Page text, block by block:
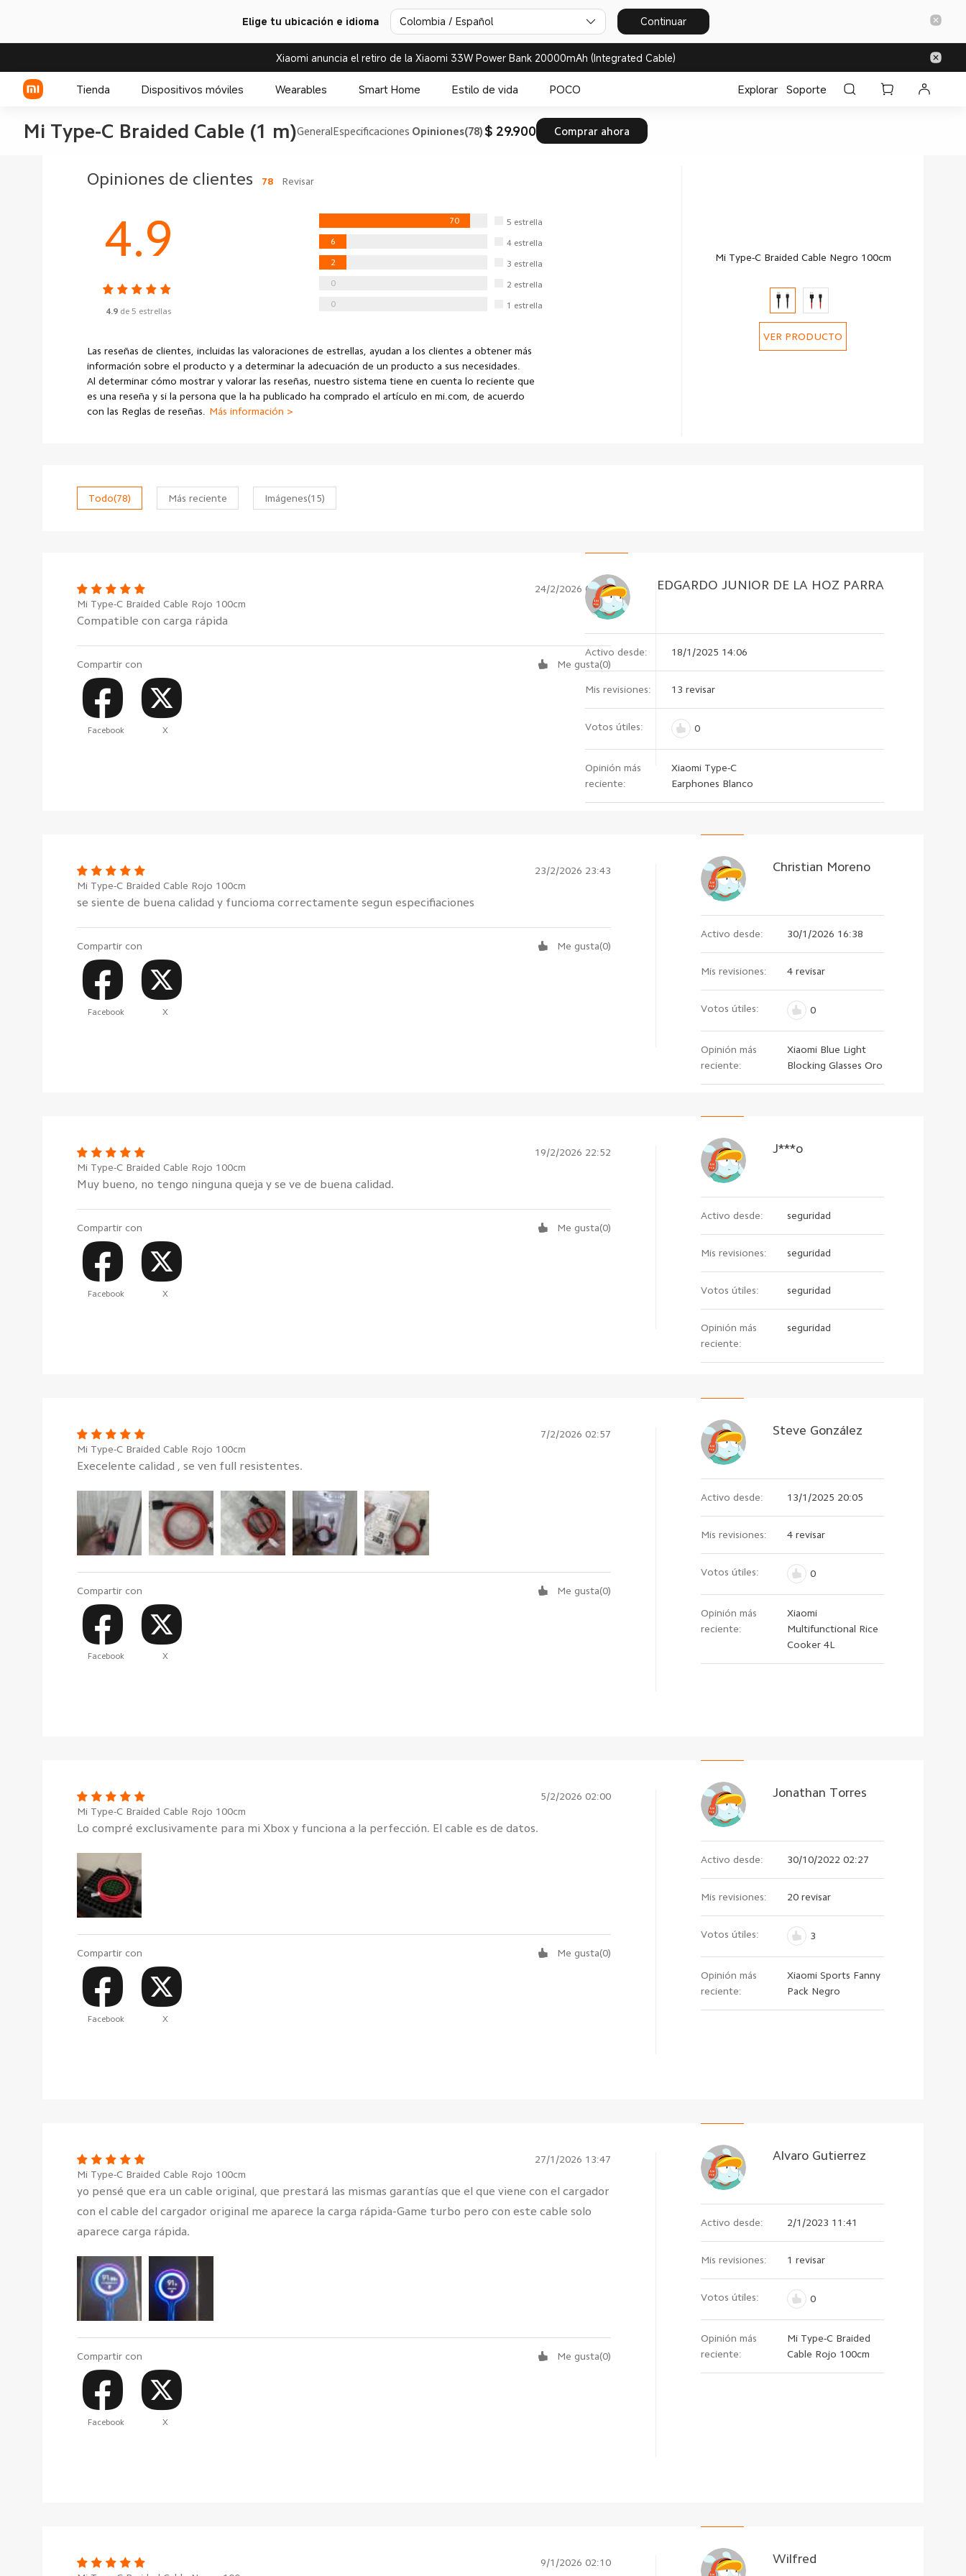
Elige tu ubicación e idioma Colombia / Español Continuar
Xiaomi anuncia el retiro de la Xiaomi 33W Power Bank 20000mAh (Integrated Cable)
Tienda Dispositivos móviles Wearables Smart Home Estilo de vida POCO Explorar Soporte
Mi Type-C Braided Cable (1 m)GeneralEspecificaciones Opiniones(78) $ 29.900 Comprar ahora
Opiniones de clientes 78 Revisar
4.9
4.9 de 5 estrellas
70 5 estrella
6 4 estrella
2 3 estrella
0 2 estrella
0 1 estrella
Las reseñas de clientes, incluidas las valoraciones de estrellas, ayudan a los clientes a obtener más
información sobre el producto y a determinar la adecuación de un producto a sus necesidades.
Al determinar cómo mostrar y valorar las reseñas, nuestro sistema tiene en cuenta lo reciente que
es una reseña y si la persona que la ha publicado ha comprado el artículo en mi.com, de acuerdo
con las Reglas de reseñas.
Más información >
Mi Type-C Braided Cable Negro 100cm
VER PRODUCTO
Todo(78) Más reciente Imágenes(15)
24/2/2026 04:35
Mi Type-C Braided Cable Rojo 100cm
Compatible con carga rápida
Compartir con
Facebook X
Me gusta(0)
EDGARDO JUNIOR DE LA HOZ PARRA
Activo desde: 18/1/2025 14:06
Mis revisiones: 13 revisar
Votos útiles: 0
Opinión más
reciente:
Xiaomi Type-C
Earphones Blanco
23/2/2026 23:43
Mi Type-C Braided Cable Rojo 100cm
se siente de buena calidad y funcioma correctamente segun especifiaciones
Compartir con
Facebook X
Me gusta(0)
Christian Moreno
Activo desde: 30/1/2026 16:38
Mis revisiones: 4 revisar
Votos útiles: 0
Opinión más
reciente:
Xiaomi Blue Light
Blocking Glasses Oro
19/2/2026 22:52
Mi Type-C Braided Cable Rojo 100cm
Muy bueno, no tengo ninguna queja y se ve de buena calidad.
Compartir con
Facebook X
Me gusta(0)
J***o
Activo desde: seguridad
Mis revisiones: seguridad
Votos útiles: seguridad
Opinión más
reciente:
seguridad
7/2/2026 02:57
Mi Type-C Braided Cable Rojo 100cm
Execelente calidad , se ven full resistentes.
Compartir con
Facebook X
Me gusta(0)
Steve González
Activo desde: 13/1/2025 20:05
Mis revisiones: 4 revisar
Votos útiles: 0
Opinión más
reciente:
Xiaomi
Multifunctional Rice
Cooker 4L
5/2/2026 02:00
Mi Type-C Braided Cable Rojo 100cm
Lo compré exclusivamente para mi Xbox y funciona a la perfección. El cable es de datos.
Compartir con
Facebook X
Me gusta(0)
Jonathan Torres
Activo desde: 30/10/2022 02:27
Mis revisiones: 20 revisar
Votos útiles: 3
Opinión más
reciente:
Xiaomi Sports Fanny
Pack Negro
27/1/2026 13:47
Mi Type-C Braided Cable Rojo 100cm
yo pensé que era un cable original, que prestará las mismas garantías que el que viene con el cargador
con el cable del cargador original me aparece la carga rápida-Game turbo pero con este cable solo
aparece carga rápida.
Compartir con
Facebook X
Me gusta(0)
Alvaro Gutierrez
Activo desde: 2/1/2023 11:41
Mis revisiones: 1 revisar
Votos útiles: 0
Opinión más
reciente:
Mi Type-C Braided
Cable Rojo 100cm
9/1/2026 02:10
Wilfred